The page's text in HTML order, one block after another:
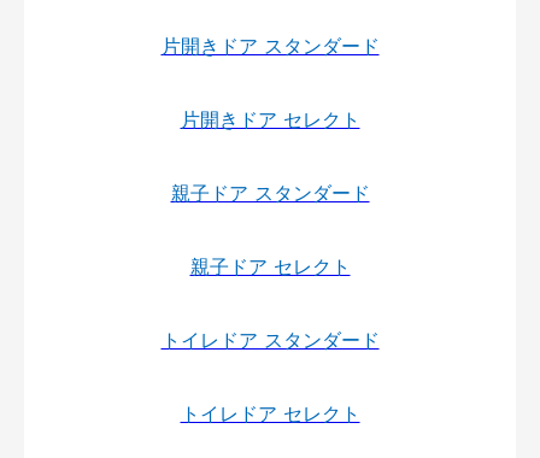
片開きドア スタンダード
片開きドア セレクト
親子ドア スタンダード
親子ドア セレクト
トイレドア スタンダード
トイレドア セレクト